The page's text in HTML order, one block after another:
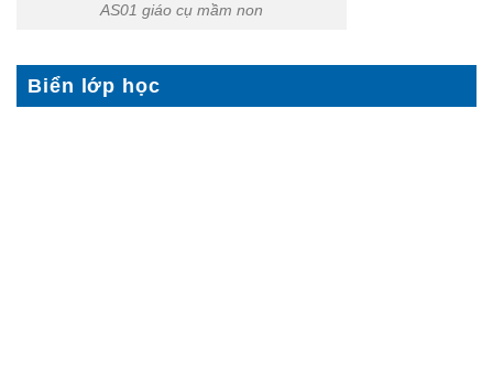
AS01 giáo cụ mầm non
Biển lớp học